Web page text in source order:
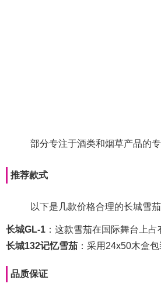
部分专注于酒类和烟草产品的
推荐款式
以下是几款价格合理的长城雪
长城GL-1 ：这款雪茄在国际舞台上
长城132记忆雪茄 ：采用24x50木盒
品质保证